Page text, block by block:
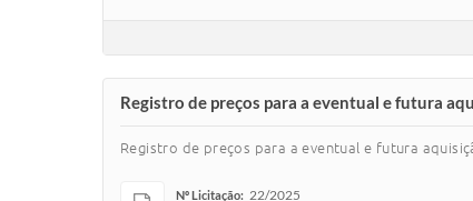
Registro de preços para a eventual e futura
Registro de preços para a eventual e futura
Nº Licitação: 22/2025